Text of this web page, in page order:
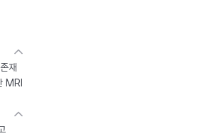
재
MRI